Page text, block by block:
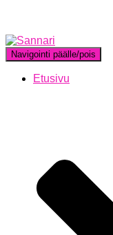
Navigointi päälle/pois
Etusivu